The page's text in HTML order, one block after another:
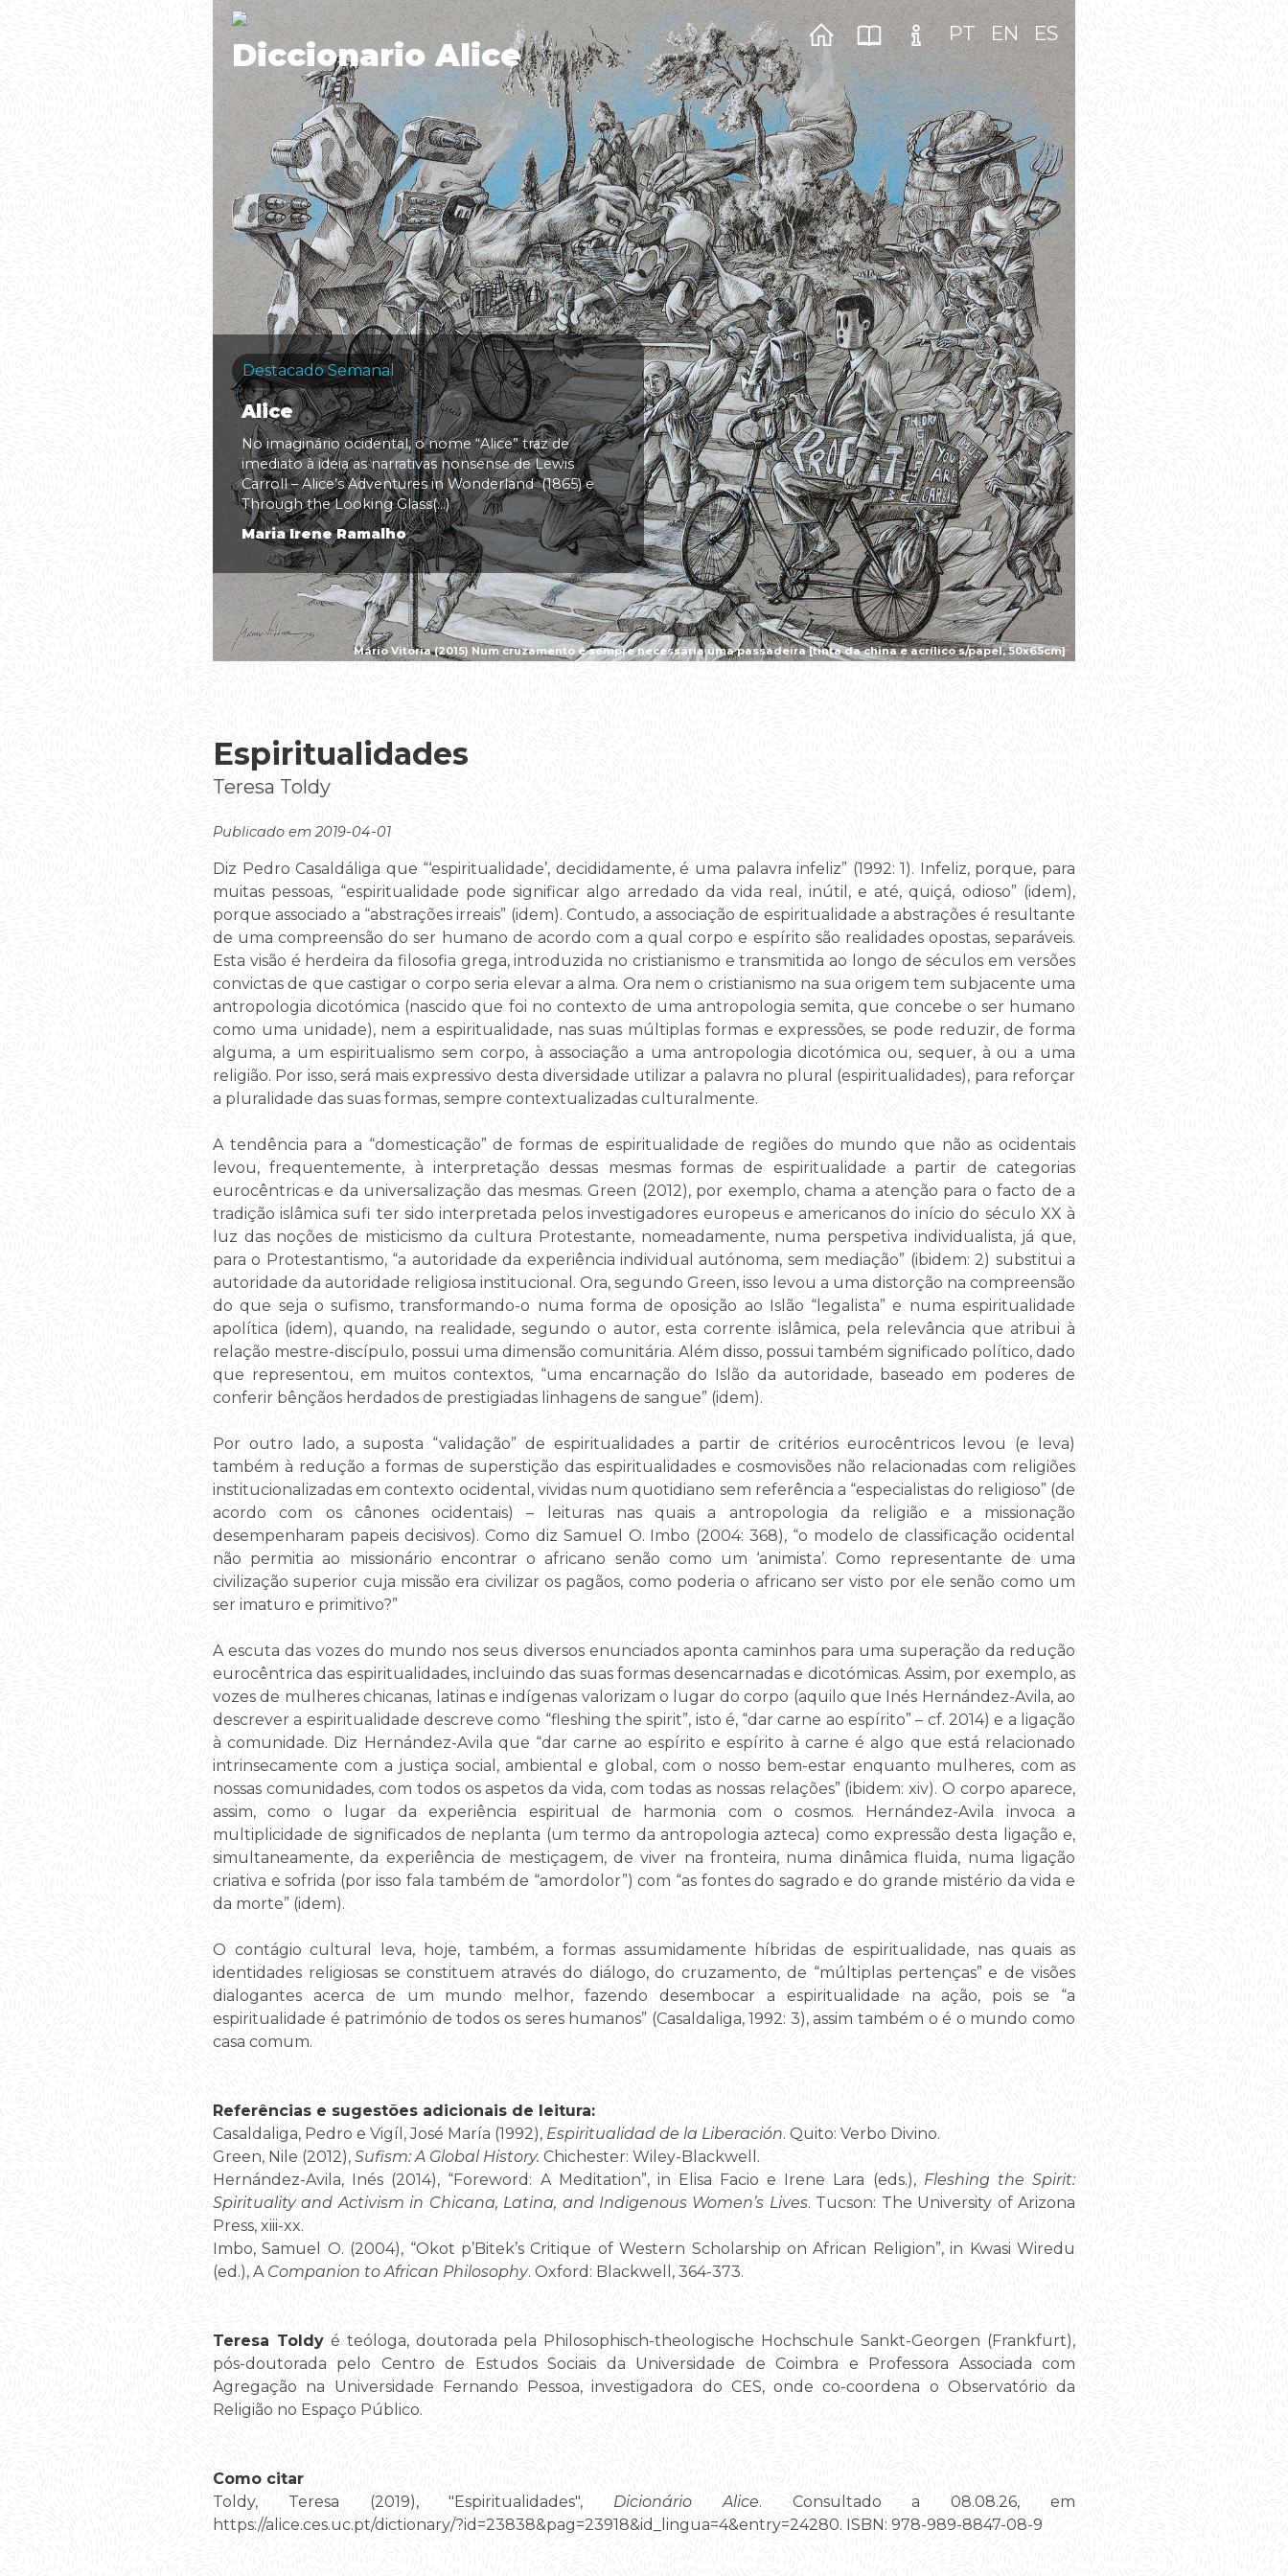
Mário Vitória (2015) Num cruzamento é sempre necessária uma passadeira [tinta da china e acrílico s/papel, 50x65cm]
Diccionario Alice
PT EN ES
Destacado Semanal
Alice
No imaginário ocidental, o nome “Alice” traz de
imediato à ideia as narrativas nonsense de Lewis
Carroll – Alice’s Adventures in Wonderland (1865) e
Through the Looking Glass(...)
Maria Irene Ramalho
Espiritualidades
Teresa Toldy
Publicado em 2019-04-01
Diz Pedro Casaldáliga que “‘espiritualidade’, decididamente, é uma palavra infeliz” (1992: 1). Infeliz, porque, para
muitas pessoas, “espiritualidade pode significar algo arredado da vida real, inútil, e até, quiçá, odioso” (idem),
porque associado a “abstrações irreais” (idem). Contudo, a associação de espiritualidade a abstrações é resultante
de uma compreensão do ser humano de acordo com a qual corpo e espírito são realidades opostas, separáveis.
Esta visão é herdeira da filosofia grega, introduzida no cristianismo e transmitida ao longo de séculos em versões
convictas de que castigar o corpo seria elevar a alma. Ora nem o cristianismo na sua origem tem subjacente uma
antropologia dicotómica (nascido que foi no contexto de uma antropologia semita, que concebe o ser humano
como uma unidade), nem a espiritualidade, nas suas múltiplas formas e expressões, se pode reduzir, de forma
alguma, a um espiritualismo sem corpo, à associação a uma antropologia dicotómica ou, sequer, à ou a uma
religião. Por isso, será mais expressivo desta diversidade utilizar a palavra no plural (espiritualidades), para reforçar
a pluralidade das suas formas, sempre contextualizadas culturalmente.
A tendência para a “domesticação” de formas de espiritualidade de regiões do mundo que não as ocidentais
levou, frequentemente, à interpretação dessas mesmas formas de espiritualidade a partir de categorias
eurocêntricas e da universalização das mesmas. Green (2012), por exemplo, chama a atenção para o facto de a
tradição islâmica sufi ter sido interpretada pelos investigadores europeus e americanos do início do século XX à
luz das noções de misticismo da cultura Protestante, nomeadamente, numa perspetiva individualista, já que,
para o Protestantismo, “a autoridade da experiência individual autónoma, sem mediação” (ibidem: 2) substitui a
autoridade da autoridade religiosa institucional. Ora, segundo Green, isso levou a uma distorção na compreensão
do que seja o sufismo, transformando-o numa forma de oposição ao Islão “legalista” e numa espiritualidade
apolítica (idem), quando, na realidade, segundo o autor, esta corrente islâmica, pela relevância que atribui à
relação mestre-discípulo, possui uma dimensão comunitária. Além disso, possui também significado político, dado
que representou, em muitos contextos, “uma encarnação do Islão da autoridade, baseado em poderes de
conferir bênçãos herdados de prestigiadas linhagens de sangue” (idem).
Por outro lado, a suposta “validação” de espiritualidades a partir de critérios eurocêntricos levou (e leva)
também à redução a formas de superstição das espiritualidades e cosmovisões não relacionadas com religiões
institucionalizadas em contexto ocidental, vividas num quotidiano sem referência a “especialistas do religioso” (de
acordo com os cânones ocidentais) – leituras nas quais a antropologia da religião e a missionação
desempenharam papeis decisivos). Como diz Samuel O. Imbo (2004: 368), “o modelo de classificação ocidental
não permitia ao missionário encontrar o africano senão como um ‘animista’. Como representante de uma
civilização superior cuja missão era civilizar os pagãos, como poderia o africano ser visto por ele senão como um
ser imaturo e primitivo?”
A escuta das vozes do mundo nos seus diversos enunciados aponta caminhos para uma superação da redução
eurocêntrica das espiritualidades, incluindo das suas formas desencarnadas e dicotómicas. Assim, por exemplo, as
vozes de mulheres chicanas, latinas e indígenas valorizam o lugar do corpo (aquilo que Inés Hernández-Avila, ao
descrever a espiritualidade descreve como “fleshing the spirit”, isto é, “dar carne ao espírito” – cf. 2014) e a ligação
à comunidade. Diz Hernández-Avila que “dar carne ao espírito e espírito à carne é algo que está relacionado
intrinsecamente com a justiça social, ambiental e global, com o nosso bem-estar enquanto mulheres, com as
nossas comunidades, com todos os aspetos da vida, com todas as nossas relações” (ibidem: xiv). O corpo aparece,
assim, como o lugar da experiência espiritual de harmonia com o cosmos. Hernández-Avila invoca a
multiplicidade de significados de neplanta (um termo da antropologia azteca) como expressão desta ligação e,
simultaneamente, da experiência de mestiçagem, de viver na fronteira, numa dinâmica fluida, numa ligação
criativa e sofrida (por isso fala também de “amordolor”) com “as fontes do sagrado e do grande mistério da vida e
da morte” (idem).
O contágio cultural leva, hoje, também, a formas assumidamente híbridas de espiritualidade, nas quais as
identidades religiosas se constituem através do diálogo, do cruzamento, de “múltiplas pertenças” e de visões
dialogantes acerca de um mundo melhor, fazendo desembocar a espiritualidade na ação, pois se “a
espiritualidade é património de todos os seres humanos” (Casaldaliga, 1992: 3), assim também o é o mundo como
casa comum.
Referências e sugestões adicionais de leitura:
Casaldaliga, Pedro e Vigíl, José María (1992), Espiritualidad de la Liberación. Quito: Verbo Divino.
Green, Nile (2012), Sufism: A Global History. Chichester: Wiley-Blackwell.
Hernández-Avila, Inés (2014), “Foreword: A Meditation”, in Elisa Facio e Irene Lara (eds.), Fleshing the Spirit:
Spirituality and Activism in Chicana, Latina, and Indigenous Women’s Lives. Tucson: The University of Arizona
Press, xiii-xx.
Imbo, Samuel O. (2004), “Okot p’Bitek’s Critique of Western Scholarship on African Religion”, in Kwasi Wiredu
(ed.), ACompanion to African Philosophy. Oxford: Blackwell, 364-373.
Teresa Toldyé teóloga, doutorada pela Philosophisch-theologische Hochschule Sankt-Georgen (Frankfurt),
pós-doutorada pelo Centro de Estudos Sociais da Universidade de Coimbra e Professora Associada com
Agregação na Universidade Fernando Pessoa, investigadora do CES, onde co-coordena o Observatório da
Religião no Espaço Público.
Como citar
Toldy, Teresa (2019), "Espiritualidades", Dicionário Alice. Consultado a 08.08.26, em
https://alice.ces.uc.pt/dictionary/?id=23838&pag=23918&id_lingua=4&entry=24280. ISBN: 978-989-8847-08-9